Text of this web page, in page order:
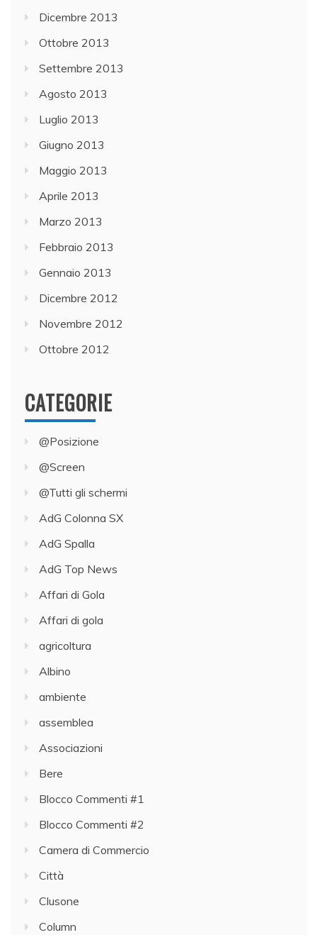
Dicembre 2013
Ottobre 2013
Settembre 2013
Agosto 2013
Luglio 2013
Giugno 2013
Maggio 2013
Aprile 2013
Marzo 2013
Febbraio 2013
Gennaio 2013
Dicembre 2012
Novembre 2012
Ottobre 2012
CATEGORIE
@Posizione
@Screen
@Tutti gli schermi
AdG Colonna SX
AdG Spalla
AdG Top News
Affari di Gola
Affari di gola
agricoltura
Albino
ambiente
assemblea
Associazioni
Bere
Blocco Commenti #1
Blocco Commenti #2
Camera di Commercio
Città
Clusone
Column